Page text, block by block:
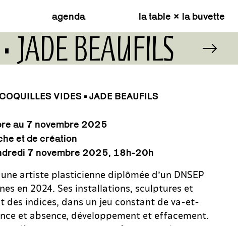
agenda la table × la buvette
JADE BEAUFILS
VIDES • JADE BEAUFILS
au 7 novembre 2025
et de création
7 novembre 2025, 18h-20h
artiste plasticienne diplômée d’un DNSEP
en 2024. Ses installations, sculptures et
des indices, dans un jeu constant de va-et-
et absence, développement et effacement.